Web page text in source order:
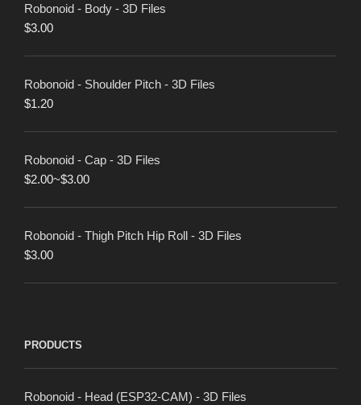
Robonoid - Body - 3D Files
$3.00
Robonoid - Shoulder Pitch - 3D Files
$1.20
Robonoid - Cap - 3D Files
$2.00~$3.00
Robonoid - Thigh Pitch Hip Roll - 3D Files
$3.00
PRODUCTS
Robonoid - Head (ESP32-CAM) - 3D Files